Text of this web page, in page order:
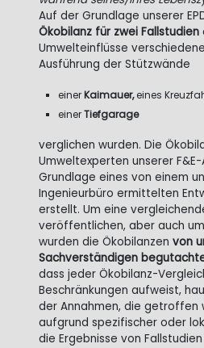
Auf der Grundlage unserer
Ökobilanz für zwei Fallstudien
Umwelteinflüsse
Ausführung der Stützwände
einerKaimauer,eines
einerTiefgarage
verglichen wurden. Die
Umweltexperten unserer
Grundlage eines von einem
Ingenieurbüro ermittelten
erstellt. Um eine
veröffentlichen, aber auch
wurden die Ökobilanzen von
Sachverständigen
dass jeder Ökobilanz-
Beschränkungen aufweist,
der Annahmen, die getroffen
aufgrund spezifischer oder
die Ergebnisse von